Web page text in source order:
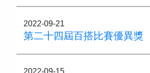
2022-09-21
第二十四屆百搭比賽優異獎
2022-09-15